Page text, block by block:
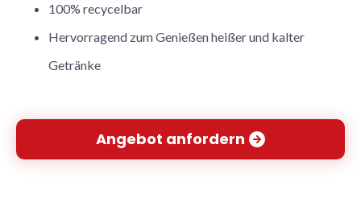
100% recycelbar
Hervorragend zum Genießen heißer und kalter
Getränke
Angebot anfordern